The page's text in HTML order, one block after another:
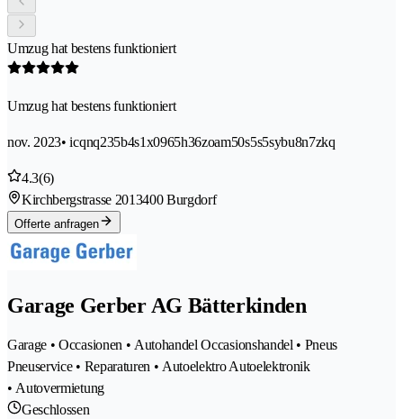
Umzug hat bestens funktioniert
Umzug hat bestens funktioniert
nov. 2023• icqnq235b4s1x0965h36zoam50s5s5sybu8n7zkq
4.3(6)
Kirchbergstrasse 2013400 Burgdorf
Offerte anfragen
Garage Gerber AG Bätterkinden
Garage • Occasionen • Autohandel Occasionshandel • Pneus
Pneuservice • Reparaturen • Autoelektro Autoelektronik
• Autovermietung
Geschlossen